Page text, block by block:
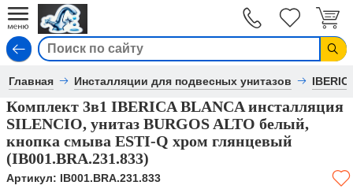
Главная Инсталляции для подвесных унитазов
Комплект 3в1 IBERICA BLANCA инсталляция
SILENCIO, унитаз BURGOS ALTO белый,
кнопка смыва ESTI-Q хром глянцевый
(IB001.BRA.231.833)
Артикул: IB001.BRA.231.833